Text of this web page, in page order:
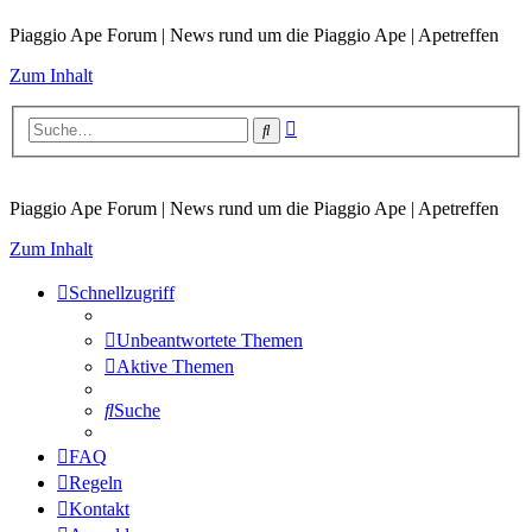
Piaggio Ape Forum | News rund um die Piaggio Ape | Apetreffen
Zum Inhalt
Suche
Piaggio Ape Forum | News rund um die Piaggio Ape | Apetreffen
Zum Inhalt
Schnellzugriff
Unbeantwortete Themen
Aktive Themen
Suche
FAQ
Regeln
Kontakt